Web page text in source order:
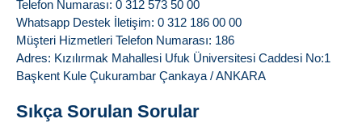
Telefon Numarası: 0 312 573 50 00
Whatsapp Destek İletişim: 0 312 186 00 00
Müşteri Hizmetleri Telefon Numarası: 186
Adres: Kızılırmak Mahallesi Ufuk Üniversitesi Caddesi No:1
Başkent Kule Çukurambar Çankaya / ANKARA
Sıkça Sorulan Sorular